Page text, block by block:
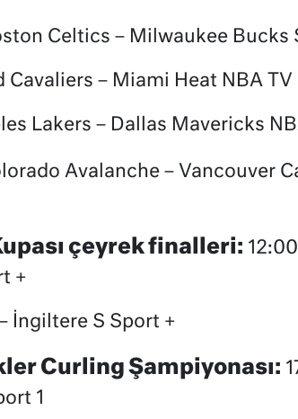
Celtics – Milwaukee Bucks
Cavaliers – Miami Heat NBA TV
Lakers – Dallas Mavericks
Avalanche – Vancouver
çeyrek finalleri:
+
İngiltere S Sport +
Curling Şampiyonası:
1